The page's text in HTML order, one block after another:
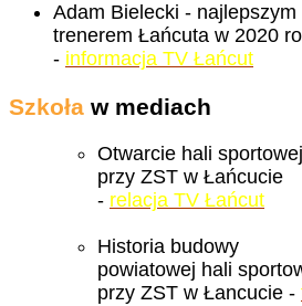
Adam Bielecki - najlepszym
trenerem Łańcuta w 2020
- informacja TV Łańcut
Szkoła w mediach
Otwarcie hali sportowej
przy ZST w Łańcucie
- relacja TV Łańcut
Historia budowy
powiatowej hali
przy ZST w Łancucie -